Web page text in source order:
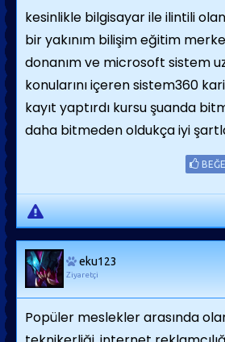
kesinlikle bilgisayar ile ilintili
bir yakınım bilişim eğitim
donanım ve microsoft sistem
konularını içeren sistem360
kayıt yaptırdı kursu şuanda
daha bitmeden oldukça iyi
eku123
Ziyaretçi
Popüler meslekler arasında